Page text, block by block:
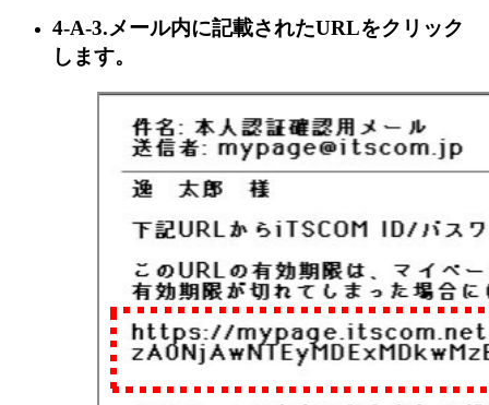
4-A-3.メール内に記載されたURLをクリック
します。